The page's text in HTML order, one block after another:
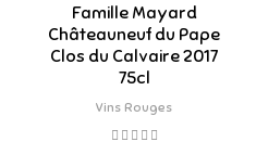
Famille Mayard
Châteauneuf du Pape
Clos du Calvaire 2017
75cl
Vins Rouges